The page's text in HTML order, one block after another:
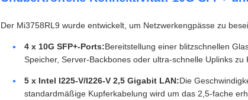
Der Mi3758RL9 wurde entwickelt, um Netzwerkengpässe zu
4 x 10G SFP+-Ports:Bereitstellung einer blitzschnellen
Speicher, Server-Backbones oder ultra-schnelle Uplinks zu
5 x Intel I225-V/I226-V 2,5 Gigabit LAN:Die
standardmäßige Kupferkabelung wird um das 2,5-fache